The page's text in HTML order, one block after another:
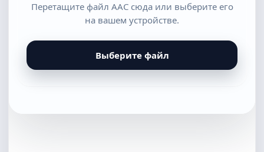
Перетащите файл AAC сюда или выберите его
на вашем устройстве.
Выберите файл